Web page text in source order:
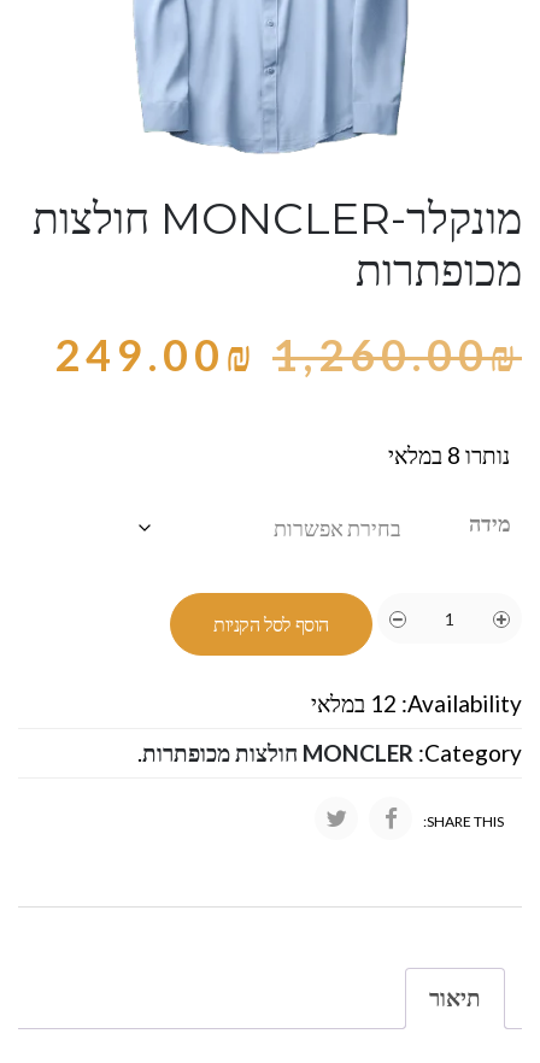
מונקלר-MONCLER חולצות
מכופתרות
1,260.00₪
249.00₪
נותרו 8 במלאי
מידה
הוסף לסל הקניות
Availability: 12 במלאי
Category: MONCLER חולצות מכופתרות .
SHARE THIS:
תיאור